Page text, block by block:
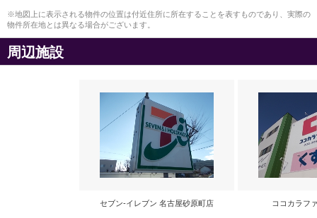
※地図上に表示される物件の位置は付近住所に所在することを表すものであり、実際の
物件所在地とは異なる場合がございます。
周辺施設
セブン‐イレブン 名古屋砂原町店 ココカラフ